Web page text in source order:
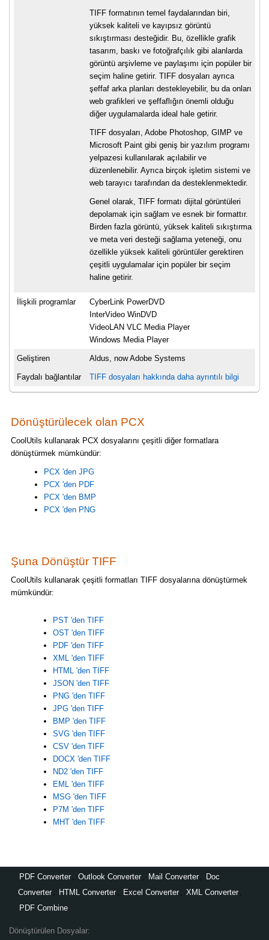
TIFF formatının temel faydalarından biri,
yüksek kaliteli ve kayıpsız görüntü
sıkıştırması desteğidir. Bu, özellikle grafik
tasarım, baskı ve fotoğrafçılık gibi alanlarda
görüntü arşivleme ve paylaşımı için popüler bir
seçim haline getirir. TIFF dosyaları ayrıca
şeffaf arka planları destekleyebilir, bu da onları
web grafikleri ve şeffaflığın önemli olduğu
diğer uygulamalarda ideal hale getirir.
TIFF dosyaları, Adobe Photoshop, GIMP ve
Microsoft Paint gibi geniş bir yazılım programı
yelpazesi kullanılarak açılabilir ve
düzenlenebilir. Ayrıca birçok işletim sistemi ve
web tarayıcı tarafından da desteklenmektedir.
Genel olarak, TIFF formatı dijital görüntüleri
depolamak için sağlam ve esnek bir formattır.
Birden fazla görüntü, yüksek kaliteli sıkıştırma
ve meta veri desteği sağlama yeteneği, onu
özellikle yüksek kaliteli görüntüler gerektiren
çeşitli uygulamalar için popüler bir seçim
haline getirir.
İlişkili programlar
CyberLink PowerDVD
InterVideo WinDVD
VideoLAN VLC Media Player
Windows Media Player
Geliştiren Aldus, now Adobe Systems
Faydalı bağlantılar TIFF dosyaları hakkında daha ayrıntılı bilgi
Dönüştürülecek olan PCX
CoolUtils kullanarak PCX dosyalarını çeşitli diğer formatlara
dönüştürmek mümkündür:
PCX 'den JPG
PCX 'den PDF
PCX 'den BMP
PCX 'den PNG
Şuna Dönüştür TIFF
CoolUtils kullanarak çeşitli formatları TIFF dosyalarına dönüştürmek
mümkündür:
PST 'den TIFF
OST 'den TIFF
PDF 'den TIFF
XML 'den TIFF
HTML 'den TIFF
JSON 'den TIFF
PNG 'den TIFF
JPG 'den TIFF
BMP 'den TIFF
SVG 'den TIFF
CSV 'den TIFF
DOCX 'den TIFF
ND2 'den TIFF
EML 'den TIFF
MSG 'den TIFF
P7M 'den TIFF
MHT 'den TIFF
PDF Converter Outlook Converter Mail Converter
Doc
Converter
HTML Converter Excel Converter XML Converter
PDF Combine
Dönüştürülen Dosyalar: